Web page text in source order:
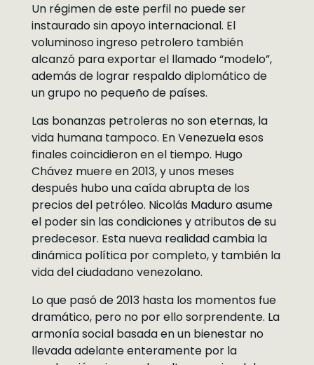
Un régimen de este perfil no puede ser
instaurado sin apoyo internacional. El
voluminoso ingreso petrolero también
alcanzó para exportar el llamado “modelo”,
además de lograr respaldo diplomático de
un grupo no pequeño de países.
Las bonanzas petroleras no son eternas, la
vida humana tampoco. En Venezuela esos
finales coincidieron en el tiempo. Hugo
Chávez muere en 2013, y unos meses
después hubo una caída abrupta de los
precios del petróleo. Nicolás Maduro asume
el poder sin las condiciones y atributos de su
predecesor. Esta nueva realidad cambia la
dinámica política por completo, y también la
vida del ciudadano venezolano.
Lo que pasó de 2013 hasta los momentos fue
dramático, pero no por ello sorprendente. La
armonía social basada en un bienestar no
llevada adelante enteramente por la